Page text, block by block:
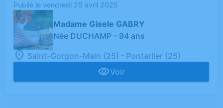
Publié le vendredi 25 avril 2025
Madame Gisele GABRY
Née DUCHAMP - 94 ans
Saint-Gorgon-Main (25) - Pontarlier (25)
Voir